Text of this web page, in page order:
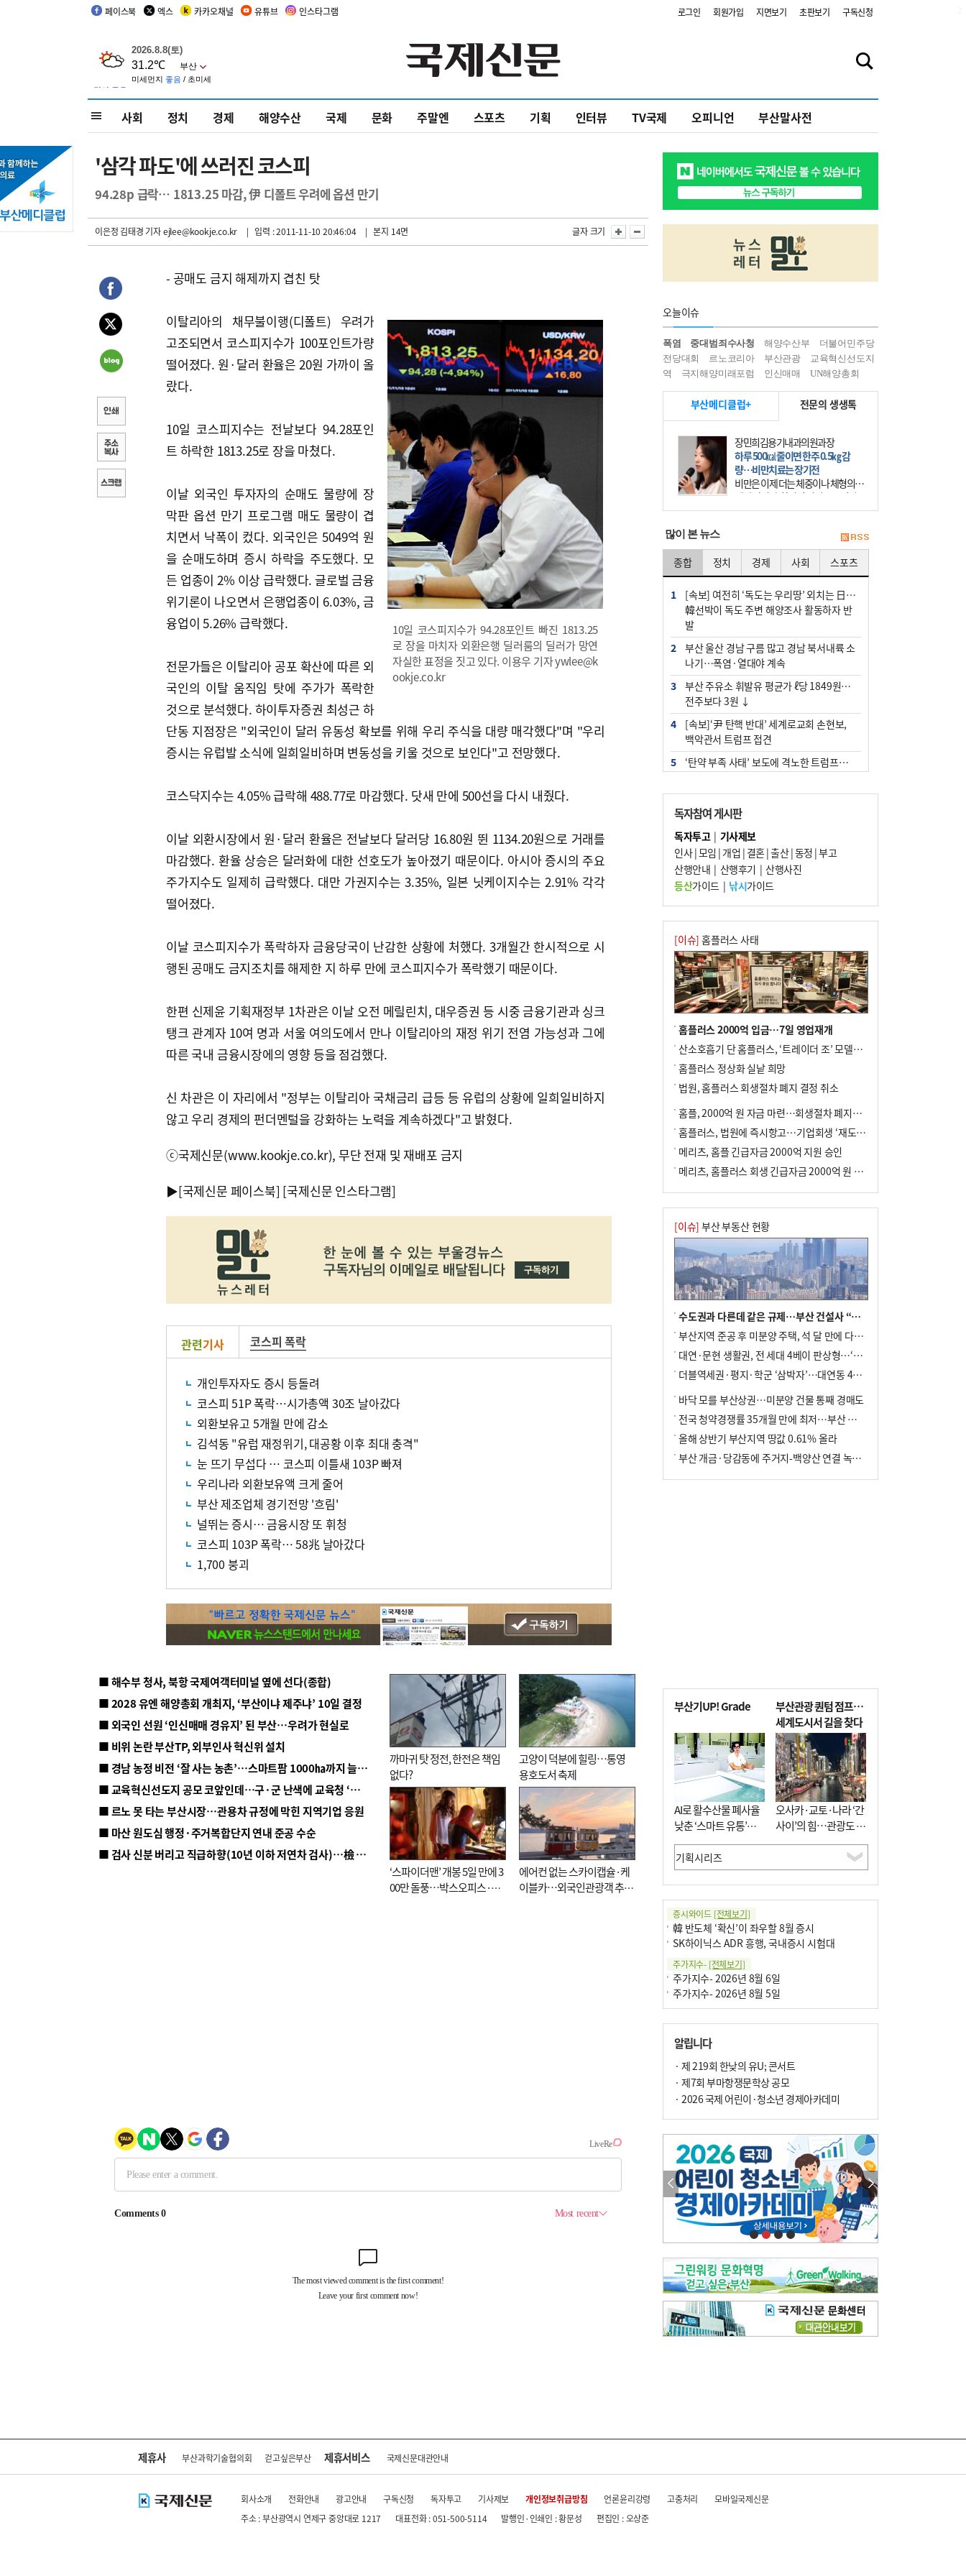
페이스북 엑스 카카오채널 유튜브 인스타그램 로그인 회원가입 지면보기 초판보기 구독신청
사회 정치 경제 해양수산 국제 문화 주말엔 스포츠 기획 인터뷰 TV국제 오피니언 부산말사전
'삼각 파도'에 쓰러진 코스피
94.28p 급락… 1813.25 마감, 伊 디폴트 우려에 옵션 만기
이은정 김태경 기자ejlee@kookje.co.kr | 입력 : 2011-11-10 20:46:04 | 본지 14면 글자 크기
- 공매도 금지 해제까지 겹친 탓
10일 코스피지수가 94.28포인트 빠진 1813.25
로 장을 마치자 외환은행 딜러룸의 딜러가 망연
자실한 표정을 짓고 있다. 이용우 기자 ywlee@k
ookje.co.kr
이탈리아의 채무불이행(디폴트) 우려가
고조되면서 코스피지수가 100포인트가량
떨어졌다. 원·달러 환율은 20원 가까이 올
랐다.
10일 코스피지수는 전날보다 94.28포인
트 하락한 1813.25로 장을 마쳤다.
이날 외국인 투자자의 순매도 물량에 장
막판 옵션 만기 프로그램 매도 물량이 겹
치면서 낙폭이 컸다. 외국인은 5049억 원
을 순매도하며 증시 하락을 주도했다. 모
든 업종이 2% 이상 급락했다. 글로벌 금융
위기론이 나오면서 은행업종이 6.03%, 금
융업이 5.26% 급락했다.
전문가들은 이탈리아 공포 확산에 따른 외
국인의 이탈 움직임 탓에 주가가 폭락한
것으로 분석했다. 하이투자증권 최성근 하
단동 지점장은 "외국인이 달러 유동성 확보를 위해 우리 주식을 대량 매각했다"며 "우리
증시는 유럽발 소식에 일희일비하며 변동성을 키울 것으로 보인다"고 전망했다.
코스닥지수는 4.05% 급락해 488.77로 마감했다. 닷새 만에 500선을 다시 내줬다.
이날 외환시장에서 원·달러 환율은 전날보다 달러당 16.80원 뛴 1134.20원으로 거래를
마감했다. 환율 상승은 달러화에 대한 선호도가 높아졌기 때문이다. 아시아 증시의 주요
주가지수도 일제히 급락했다. 대만 가권지수는 3.35%, 일본 닛케이지수는 2.91% 각각
떨어졌다.
이날 코스피지수가 폭락하자 금융당국이 난감한 상황에 처했다. 3개월간 한시적으로 시
행된 공매도 금지조치를 해제한 지 하루 만에 코스피지수가 폭락했기 때문이다.
한편 신제윤 기획재정부 1차관은 이날 오전 메릴린치, 대우증권 등 시중 금융기관과 싱크
탱크 관계자 10여 명과 서울 여의도에서 만나 이탈리아의 재정 위기 전염 가능성과 그에
따른 국내 금융시장에의 영향 등을 점검했다.
신 차관은 이 자리에서 "정부는 이탈리아 국채금리 급등 등 유럽의 상황에 일희일비하지
않고 우리 경제의 펀더멘털을 강화하는 노력을 계속하겠다"고 밝혔다.
ⓒ국제신문(www.kookje.co.kr), 무단 전재 및 재배포 금지
▶[국제신문 페이스북] [국제신문 인스타그램]
관련기사 코스피 폭락
개인투자자도 증시 등돌려
코스피 51P 폭락…시가총액 30조 날아갔다
외환보유고 5개월 만에 감소
김석동 "유럽 재정위기, 대공황 이후 최대 충격"
눈 뜨기 무섭다 … 코스피 이틀새 103P 빠져
우리나라 외환보유액 크게 줄어
부산 제조업체 경기전망 '흐림'
널뛰는 증시… 금융시장 또 휘청
코스피 103P 폭락… 58兆 날아갔다
1,700 붕괴
■ 해수부 청사, 북항 국제여객터미널 옆에 선다(종합)
■ 2028 유엔 해양총회 개최지, ‘부산이냐 제주냐’ 10일 결정
■ 외국인 선원 ‘인신매매 경유지’ 된 부산…우려가 현실로
■ 비위 논란 부산TP, 외부인사 혁신위 설치
■ 경남 농정 비전 ‘잘 사는 농촌’…스마트팜 1000㏊까지 늘린다
■ 교육혁신선도지 공모 코앞인데…구·군 난색에 교육청 ‘쩔쩔’
■ 르노 못 타는 부산시장…관용차 규정에 막힌 지역기업 응원
■ 마산 원도심 행정·주거복합단지 연내 준공 수순
■ 검사 신분 버리고 직급하향(10년 이하 저연차 검사)…檢 중수청행 기피
까마귀 탓 정전, 한전은 책임
없다?
고양이 덕분에 힐링…통영
용호도서 축제
‘스파이더맨’ 개봉 5일 만에 3
00만 돌풍…박스오피스·예
에어컨 없는 스카이캡슐·케
이블카…외국인관광객 추억
오늘이슈
폭염 중대범죄수사청 해양수산부
더불어민주당
전당대회
르노코리아 부산관광
교육혁신선도지
역
극지해양미래포럼 인신매매 UN해양총회
부산메디클럽+ 전문의 생생톡
장민희김용기내과의원과장
하루 500㎉ 줄이면 한주 0.5㎏ 감
량…비만치료는 장기전
비만은 이제 더는 체중이나 체형의 문
제가 아니다. 하나의 질병으로 인지
하고 치료와 관리를 해야 한다. 세계
많이 본 뉴스
종합 정치 경제 사회 스포츠
1
[속보] 여전히 ‘독도는 우리땅’ 외치는 日…
韓선박이 독도 주변 해양조사 활동하자 반
발
2
부산 울산 경남 구름 많고 경남 북서내륙 소
나기…폭염·열대야 계속
3
부산 주유소 휘발유 평균가 ℓ당 1849원…
전주보다 3원 ↓
4
[속보]‘尹 탄핵 반대’ 세계로교회 손현보,
백악관서 트럼프 접견
5
‘탄약 부족 사태’ 보도에 격노한 트럼프…
과…“현재는 부적절 행위 없어”
7
"올해 코스피 사이드카 43회 중 25회는 삼
전닉스 ETF 이후 발생"
8
서울 중랑구서 흉기 난동…60대 남성 2명
사망
10 입추 지났지만 푹푹 찐다…온열질환자 10
년 만에 3배
독자참여 게시판
독자투고| 기사제보
인사|모임 | 개업 | 결혼|출산|동정 |부고
산행안내 | 산행후기 | 산행사진
등산가이드| 낚시가이드
[이슈] 홈플러스 사태
홈플러스 2000억 입금…7일 영업재개
산소호흡기 단 홈플러스, ‘트레이더 조’ 모델로 살아날까
홈플러스 정상화 실낱 희망
법원, 홈플러스 회생절차 폐지 결정 취소
홈플, 2000억 원 자금 마련…회생절차 폐지에 즉시항고(종합)
홈플러스, 법원에 즉시항고…기업회생 ‘재도전’
메리츠, 홈플 긴급자금 2000억 지원 승인
메리츠, 홈플러스 회생 긴급자금 2000억 원 지원 승인
[이슈] 부산 부동산 현황
수도권과 다른데 같은 규제…부산 건설사 “쓰러지기 직전”
부산지역 준공 후 미분양 주택, 석 달 만에 다시 3000가구 넘어서
대연·문현 생활권, 전 세대 4베이 판상형…‘더샵 트리센트’ 내달 분양
더블역세권·평지·학군 ‘삼박자’…대연동 42층 브랜드 단지
바닥 모를 부산상권…미분양 건물 통째 경매도
전국 청약경쟁률 35개월 만에 최저…부산 미분양 ‘적체’ 심화
올해 상반기 부산지역 땅값 0.61% 올라
부산 개금·당감동에 주거지-백양산 연결 녹지 조성
부산기UP! Grade
AI로 활수산물 폐사율
낮춘 ‘스마트 유통’…
사막·산악지대 수출
도전
부산관광 퀀텀 점프…
세계도시서 길을 찾다
오사카·교토·나라 ‘간
사이’의 힘…관광도 뭉
쳐야 흥한다
증시와이드 [전체보기]
韓 반도체 ‘확신’이 좌우할 8월 증시
SK하이닉스 ADR 흥행, 국내증시 시험대
주가지수- [전체보기]
주가지수- 2026년 8월 6일
주가지수- 2026년 8월 5일
알립니다
· 제 219회 한낮의 유U; 콘서트
· 제7회 부마항쟁문학상 공모
· 2026 국제 어린이·청소년 경제아카데미
제휴사 부산과학기술협의회 걷고싶은부산 제휴서비스 국제신문대관안내
회사소개 전화안내 광고안내 구독신청 독자투고 기사제보 개인정보취급방침 언론윤리강령 고충처리
모바일국제신문
주소 : 부산광역시 연제구 중앙대로 1217
대표전화 : 051-500-5114 발행인·인쇄인 : 황문성
편집인 : 오상준